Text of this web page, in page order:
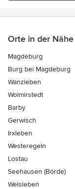
Orte in der Nähe
Magdeburg
Burg bei Magdeburg
Wanzleben
Wolmirstedt
Barby
Gerwisch
Irxleben
Westeregeln
Lostau
Seehausen (Börde)
Welsleben